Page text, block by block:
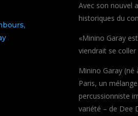
Avec son nouvel
historiques du
«Minino Garay
viendrait se coller
Minino Garay
Paris, un
percussionniste
variété – de Dee